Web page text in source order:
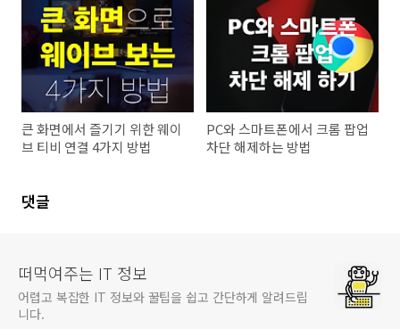
큰 화면에서 즐기기 위한 웨이
브 티비 연결 4가지 방법
PC와 스마트폰에서 크롬 팝업
차단 해제하는 방법
댓글
떠먹여주는 IT 정보
어렵고 복잡한 IT 정보와 꿀팁을 쉽고 간단하게 알려드립
니다.